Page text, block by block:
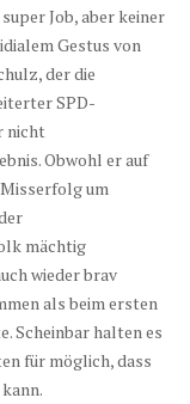
Job, aber keiner
Gestus von
der die
SPD-
nicht
Obwohl er auf
um
mächtig
wieder brav
als beim ersten
Scheinbar halten es
für möglich, dass